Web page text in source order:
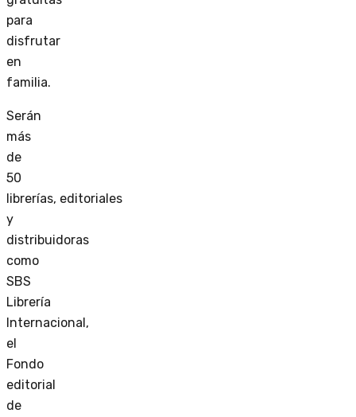
para
disfrutar
en
familia.
Serán
más
de
50
librerías, editoriales
y
distribuidoras
como
SBS
Librería
Internacional,
el
Fondo
editorial
de